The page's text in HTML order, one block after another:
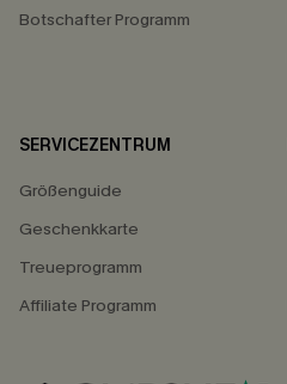
Botschafter Programm
SERVICEZENTRUM
Größenguide
Geschenkkarte
Treueprogramm
Affiliate Programm